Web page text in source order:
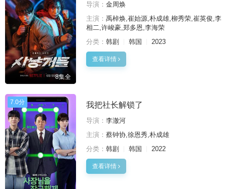
8集全
导演： 金周焕
主演： 禹棹焕,崔始源,朴成雄,柳秀荣,崔英俊,李
相二,许峻豪,郑多恩,李海荣
分类： 韩剧 韩国 2023
查看详情
7.0分 我把社长解锁了
导演： 李澈河
主演： 蔡钟协,徐恩秀,朴成雄
分类： 韩剧 韩国 2022
查看详情